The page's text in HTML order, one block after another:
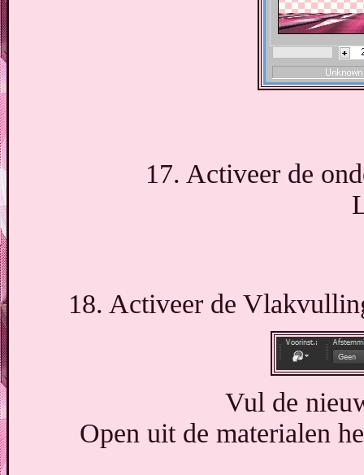
17. Activeer de
18. Activeer de
Vul de
Open uit de materialen